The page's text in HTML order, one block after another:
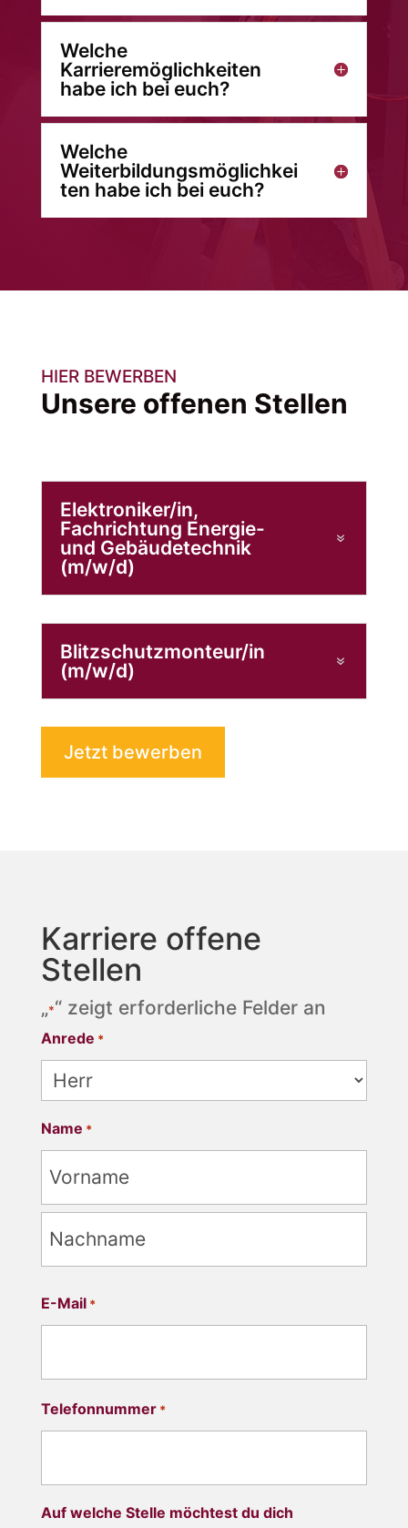
Welche
Karrieremöglichkeiten
habe ich bei euch?
Welche
Weiterbildungsmöglichkei
ten habe ich bei euch?
HIER BEWERBEN
Unsere offenen Stellen
Elektroniker/in,
Fachrichtung Energie-
und Gebäudetechnik
(m/w/d)
Blitzschutzmonteur/in
(m/w/d)
Jetzt bewerben
Karriere offene
Stellen
„*“ zeigt erforderliche Felder an
Anrede *
Name *
E-Mail *
Telefonnummer *
Auf welche Stelle möchtest du dich